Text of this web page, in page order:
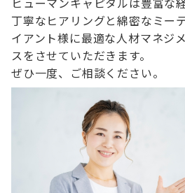
丁寧なヒアリングと綿密なミー
イアント様に最適な人材マネジ
スをさせていただきます。
ぜひ一度、ご相談ください。